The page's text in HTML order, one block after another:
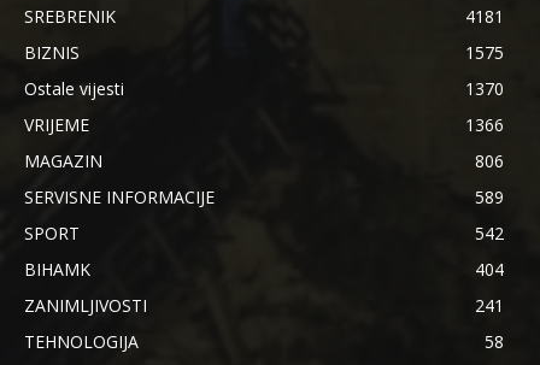
SREBRENIK
4181
BIZNIS
1575
Ostale vijesti
1370
VRIJEME
1366
MAGAZIN
806
SERVISNE INFORMACIJE
589
SPORT
542
BIHAMK
404
ZANIMLJIVOSTI
241
TEHNOLOGIJA
58